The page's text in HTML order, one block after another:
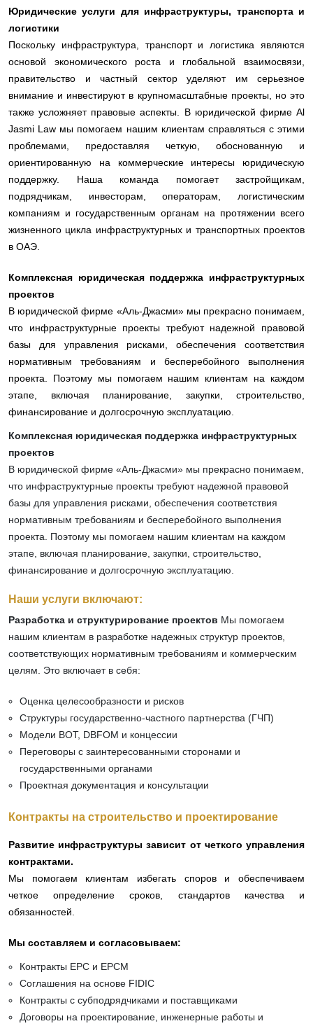
Юридические услуги для инфраструктуры, транспорта и
логистики
Поскольку инфраструктура, транспорт и логистика являются
основой экономического роста и глобальной взаимосвязи,
правительство и частный сектор уделяют им серьезное
внимание и инвестируют в крупномасштабные проекты, но это
также усложняет правовые аспекты. В юридической фирме Al
Jasmi Law мы помогаем нашим клиентам справляться с этими
проблемами, предоставляя четкую, обоснованную и
ориентированную на коммерческие интересы юридическую
поддержку. Наша команда помогает застройщикам,
подрядчикам, инвесторам, операторам, логистическим
компаниям и государственным органам на протяжении всего
жизненного цикла инфраструктурных и транспортных проектов
в ОАЭ.
Комплексная юридическая поддержка инфраструктурных
проектов
В юридической фирме «Аль-Джасми» мы прекрасно понимаем,
что инфраструктурные проекты требуют надежной правовой
базы для управления рисками, обеспечения соответствия
нормативным требованиям и бесперебойного выполнения
проекта. Поэтому мы помогаем нашим клиентам на каждом
этапе, включая планирование, закупки, строительство,
финансирование и долгосрочную эксплуатацию.
Комплексная юридическая поддержка инфраструктурных
проектов
В юридической фирме «Аль-Джасми» мы прекрасно понимаем,
что инфраструктурные проекты требуют надежной правовой
базы для управления рисками, обеспечения соответствия
нормативным требованиям и бесперебойного выполнения
проекта. Поэтому мы помогаем нашим клиентам на каждом
этапе, включая планирование, закупки, строительство,
финансирование и долгосрочную эксплуатацию.
Наши услуги включают:
Разработка и структурирование проектов Мы помогаем
нашим клиентам в разработке надежных структур проектов,
соответствующих нормативным требованиям и коммерческим
целям. Это включает в себя:
Оценка целесообразности и рисков
Структуры государственно-частного партнерства (ГЧП)
Модели BOT, DBFOM и концессии
Переговоры с заинтересованными сторонами и
государственными органами
Проектная документация и консультации
Контракты на строительство и проектирование
Развитие инфраструктуры зависит от четкого управления
контрактами.
Мы помогаем клиентам избегать споров и обеспечиваем
четкое определение сроков, стандартов качества и
обязанностей.
Мы составляем и согласовываем:
Контракты EPC и EPCM
Соглашения на основе FIDIC
Контракты с субподрядчиками и поставщиками
Договоры на проектирование, инженерные работы и